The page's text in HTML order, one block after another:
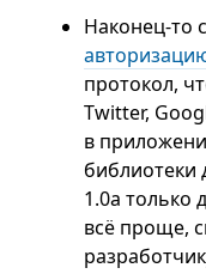
Наконец-то
протокол,
Twitter,
в
библиотеки
1.0a только
всё проще,